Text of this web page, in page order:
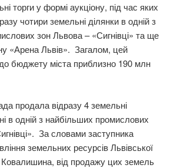
торги у формі аукціону, під час яких
чотири земельні ділянки в одній з
зон Львова – «Сигнівці» та ще
«Арена Львів». Загалом, цей
бюджету міста приблизно 190 млн
продала відразу 4 земельні
в одній з найбільших промислових
За словами заступника
земельних ресурсів Львівської
від продажу цих земель